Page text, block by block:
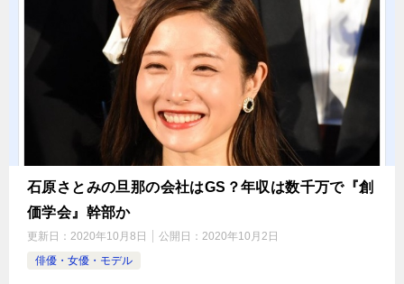
石原さとみの旦那の会社はGS？年収は数千万で『創
価学会』幹部か
更新日： 2020年10月8日 公開日： 2020年10月2日
俳優・女優・モデル